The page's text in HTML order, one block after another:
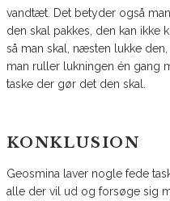
vandtæt. Det betyder også
den skal pakkes, den kan ikke
så man skal, næsten lukke
man ruller lukningen én gang
taske der gør det den skal.
KONKLUSION
Geosmina laver nogle fede
alle der vil ud og forsøge sig